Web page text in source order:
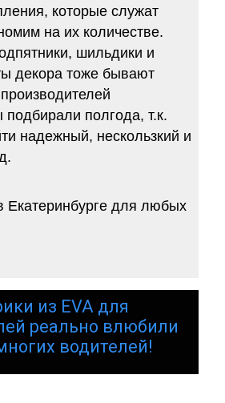
которые служат
на их количестве.
шильдики и
декора тоже бывают
полгода, т.к.
надежный, нескользкий и
из EVA для
реально влюбили
водителей!